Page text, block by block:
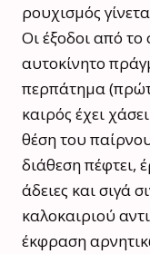
ρουχισμός
Οι έξοδοι από το
αυτοκίνητο
περπάτημα
καιρός έχει
θέση του
διάθεση πέφτει,
άδειες και σιγά
καλοκαιριού
έκφραση